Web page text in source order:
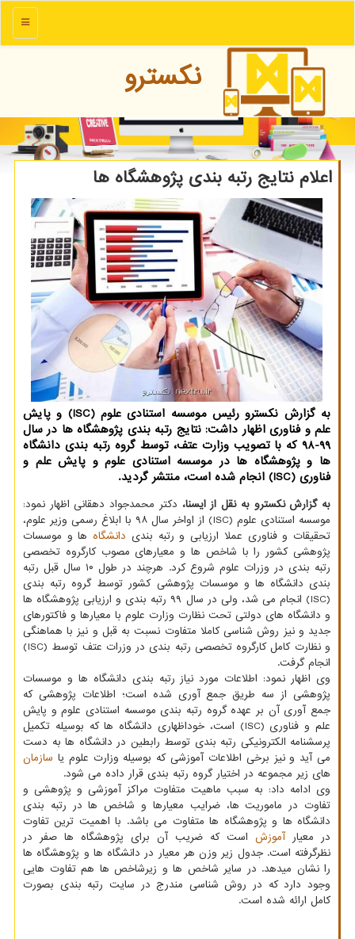
منو
نكسترو
اعلام نتایج رتبه بندی پژوهشگاه ها
به گزارش نکسترو رئیس موسسه استنادی علوم (ISC) و پایش
علم و فناوری اظهار داشت: نتایج رتبه بندی پژوهشگاه ها در سال
99-98 که با تصویب وزارت عتف، توسط گروه رتبه بندی دانشگاه
ها و پژوهشگاه ها در موسسه استنادی علوم و پایش علم و
فناوری (ISC) انجام شده است، منتشر گردید.
به گزارش نکسترو به نقل از ایسنا، دکتر محمدجواد دهقانی اظهار نمود:
موسسه استنادی علوم (ISC) از اواخر سال ۹۸ با ابلاغ رسمی وزیر علوم،
تحقیقات و فناوری عملا ارزیابی و رتبه بندی دانشگاه ها و موسسات
پژوهشی کشور را با شاخص ها و معیارهای مصوب کارگروه تخصصی
رتبه بندی در وزرات علوم شروع کرد. هرچند در طول ۱۰ سال قبل رتبه
بندی دانشگاه ها و موسسات پژوهشی کشور توسط گروه رتبه بندی
(ISC) انجام می شد، ولی در سال ۹۹ رتبه بندی و ارزیابی پژوهشگاه ها
و دانشگاه های دولتی تحت نظارت وزارت علوم با معیارها و فاکتورهای
جدید و نیز روش­ شناسی کاملا متفاوت نسبت به قبل و نیز با هماهنگی
و نظارت کامل کارگروه تخصصی رتبه بندی در وزرات عتف توسط (ISC)
انجام گرفت.
وی اظهار نمود: اطلاعات مورد نیاز رتبه بندی دانشگاه ها و موسسات
پژوهشی از سه طریق جمع آوری شده است؛ اطلاعات پژوهشی که
جمع آوری آن بر عهده گروه رتبه بندی موسسه استنادی علوم و پایش
علم و فناوری (ISC) است، خوداظهاری دانشگاه ها که بوسیله تکمیل
پرسشنامه الکترونیکی رتبه بندی توسط رابطین در دانشگاه ها به دست
می ­آید و نیز برخی اطلاعات آموزشی که بوسیله وزارت علوم یا سازمان
های زیر مجموعه در اختیار گروه رتبه بندی قرار داده می شود.
وی ادامه داد: به سبب ماهیت متفاوت مراکز آموزشی و پژوهشی و
تفاوت در ماموریت­ ها، ضرایب معیارها و شاخص ­ها در رتبه بندی
دانشگاه­ ها و پژوهشگاه­ ها متفاوت می باشد. با اهمیت ترین تفاوت
در معیارآموزش است که ضریب آن برای پژوهشگاه­ ها صفر در
نظرگرفته است. جدول زیر وزن هر معیار در دانشگاه ها و پژوهشگاه ها
را نشان میدهد. در سایر شاخص ­ها و زیرشاخص ­ها هم تفاوت هایی
وجود دارد که در روش شناسی مندرج در سایت رتبه بندی بصورت
کامل ارائه شده است.